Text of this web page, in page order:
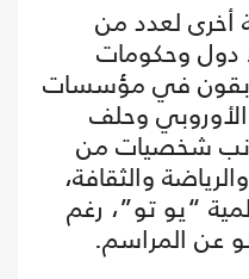
لعدد من
دول وحكومات
في مؤسسات
الأوروبي وحلف
شخصيات من
والثقافة،
“يو تو”، رغم
عن المراسم.